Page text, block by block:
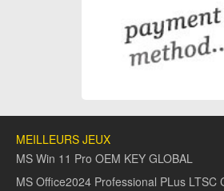
MEILLEURS JEUX
MS Win 11 Pro OEM KEY GLOBAL
MS Office2024 Professional PLus LTSC